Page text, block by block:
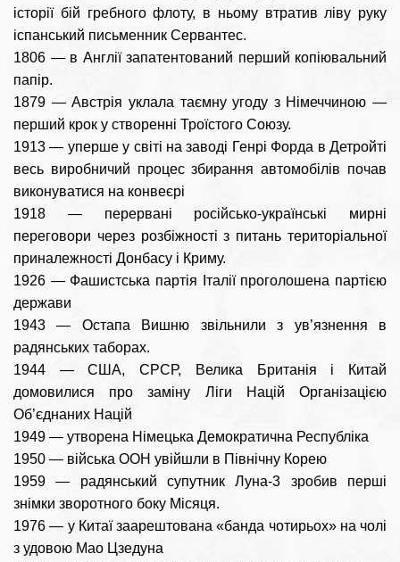
історії бій гребного флоту, в ньому втратив ліву руку
іспанський письменник Сервантес.
1806 — в Англії запатентований перший копіювальний
папір.
1879 — Австрія уклала таємну угоду з Німеччиною —
перший крок у створенні Троїстого Союзу.
1913 — уперше у світі на заводі Генрі Форда в Детройті
весь виробничий процес збирання автомобілів почав
виконуватися на конвеєрі
1918 — перервані російсько-українські мирні
переговори через розбіжності з питань територіальної
приналежності Донбасу і Криму.
1926 — Фашистська партія Італії проголошена партією
держави
1943 — Остапа Вишню звільнили з ув’язнення в
радянських таборах.
1944 — США, СРСР, Велика Британія і Китай
домовилися про заміну Ліги Націй Організацією
Об’єднаних Націй
1949 — утворена Німецька Демократична Республіка
1950 — війська ООН увійшли в Північну Корею
1959 — радянський супутник Луна-3 зробив перші
знімки зворотного боку Місяця.
1976 — у Китаї заарештована «банда чотирьох» на чолі
з удовою Мао Цзедуна